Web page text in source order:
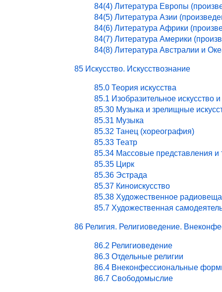
84(4) Литература Европы
84(5) Литература Азии
84(6) Литература Африки
84(7) Литература Америки
84(8) Литература Австралии и
85 Искусство. Искусствознание
85.0 Теория искусства
85.1 Изобразительное искусство и
85.30 Музыка и зрелищные
85.31 Музыка
85.32 Танец (хореография)
85.33 Театр
85.34 Массовые представления и
85.35 Цирк
85.36 Эстрада
85.37 Киноискусство
85.38 Художественное
85.7 Художественная
86 Религия. Религиоведение.
86.2 Религиоведение
86.3 Отдельные религии
86.4 Внеконфессиональные
86.7 Свободомыслие